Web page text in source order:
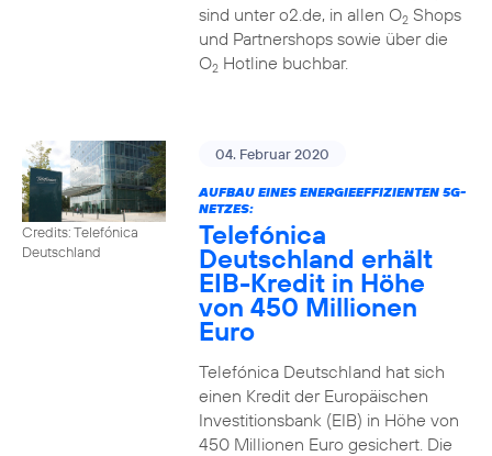
sind unter o2.de, in allen O2Shops
und Partnershops sowie über die
O2Hotline buchbar.
Credits: Telefónica
Deutschland
04. Februar 2020
AUFBAU EINES ENERGIEEFFIZIENTEN 5G-
NETZES:
Telefónica
Deutschland erhält
EIB-Kredit in Höhe
von 450 Millionen
Euro
Telefónica Deutschland hat sich
einen Kredit der Europäischen
Investitionsbank (EIB) in Höhe von
450 Millionen Euro gesichert. Die